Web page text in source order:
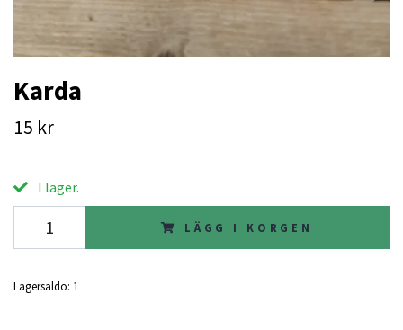
Karda
15 kr
I lager.
LÄGG I KORGEN
Lagersaldo: 1